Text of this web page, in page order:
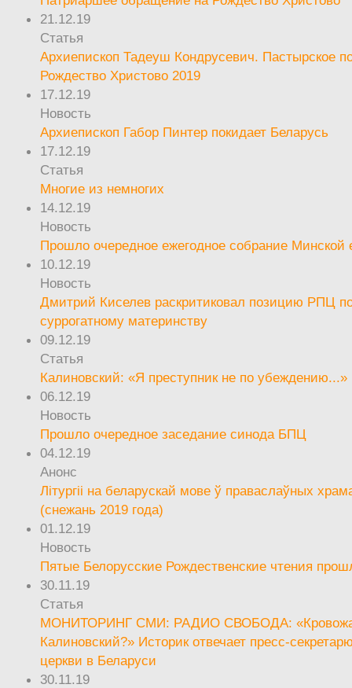
21.12.19
Статья
Архиепископ Тадеуш Кондрусевич. Пастырское
Рождество Христово 2019
17.12.19
Новость
Архиепископ Габор Пинтер покидает Беларусь
17.12.19
Статья
Многие из немногих
14.12.19
Новость
Прошло очередное ежегодное собрание
10.12.19
Новость
Дмитрий Киселев раскритиковал позицию РПЦ
суррогатному материнству
09.12.19
Статья
Калиновский: «Я преступник не по убеждению...»
06.12.19
Новость
Прошло очередное заседание синода БПЦ
04.12.19
Анонс
Літургіі на беларускай мове ў праваслаўных
(снежань 2019 года)
01.12.19
Новость
Пятые Белорусские Рождественские чтения
30.11.19
Статья
МОНИТОРИНГ СМИ: РАДИО СВОБОДА:
Калиновский?» Историк отвечает пресс-
церкви в Беларуси
30.11.19